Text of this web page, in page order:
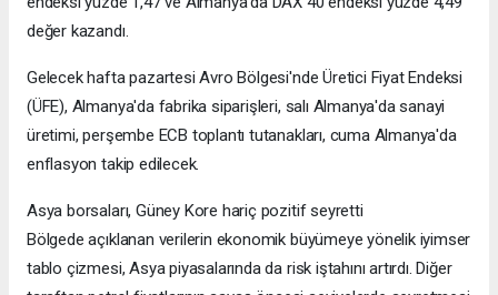
değer kazandı.
Gelecek hafta pazartesi Avro Bölgesi'nde Üretici Fiyat Endeksi
(ÜFE), Almanya'da fabrika siparişleri, salı Almanya'da sanayi
üretimi, perşembe ECB toplantı tutanakları, cuma Almanya'da
enflasyon takip edilecek.
Asya borsaları, Güney Kore hariç pozitif seyretti
Bölgede açıklanan verilerin ekonomik büyümeye yönelik iyimser
tablo çizmesi, Asya piyasalarında da risk iştahını artırdı. Diğer